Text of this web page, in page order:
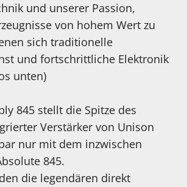
und unserer Passion,
von hohem Wert zu
sich traditionelle
und fortschrittliche Elektronik
unten)
845 stellt die Spitze des
Verstärker von Unison
nur mit dem inzwischen
845.
die legendären direkt